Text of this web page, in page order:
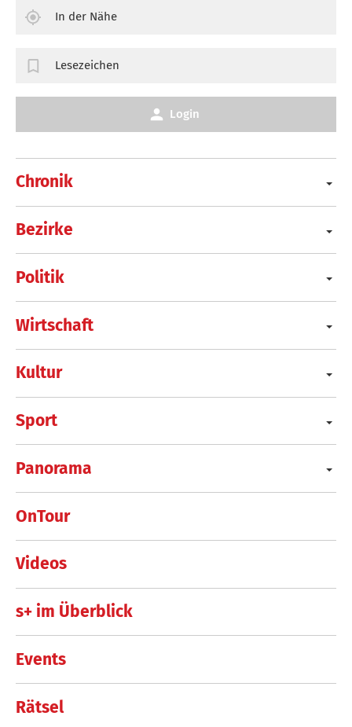
Chronik
Bezirke
Politik
Wirtschaft
Kultur
Sport
Panorama
OnTour
Videos
s+ im Überblick
Events
Rätsel
In der Nähe
Lesezeichen
Login